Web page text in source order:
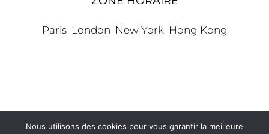
Paris London New York Hong Kong
Nous utilisons des cookies pour vous garantir la meilleure